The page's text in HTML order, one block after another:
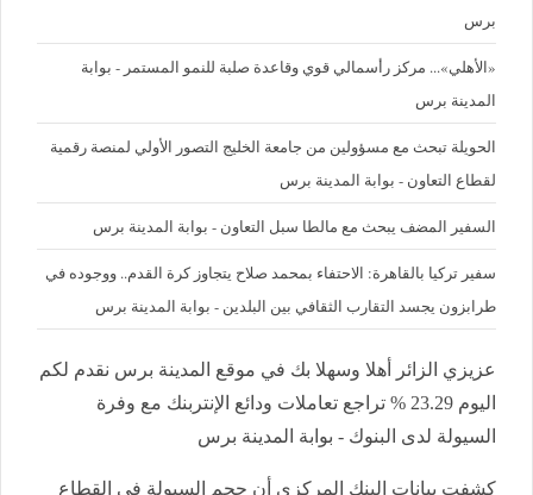
برس
«الأهلي»... مركز رأسمالي قوي وقاعدة صلبة للنمو المستمر - بوابة
المدينة برس
الحويلة تبحث مع مسؤولين من جامعة الخليج التصور الأولي لمنصة رقمية
لقطاع التعاون - بوابة المدينة برس
السفير المضف يبحث مع مالطا سبل التعاون - بوابة المدينة برس
سفير تركيا بالقاهرة: الاحتفاء بمحمد صلاح يتجاوز كرة القدم.. ووجوده في
طرابزون يجسد التقارب الثقافي بين البلدين - بوابة المدينة برس
عزيزي الزائر أهلا وسهلا بك في موقع المدينة برس نقدم لكم
اليوم 23.29 % تراجع تعاملات ودائع الإنتربنك مع وفرة
السيولة لدى البنوك - بوابة المدينة برس
كشفت بيانات البنك المركزي أن حجم السيولة في القطاع